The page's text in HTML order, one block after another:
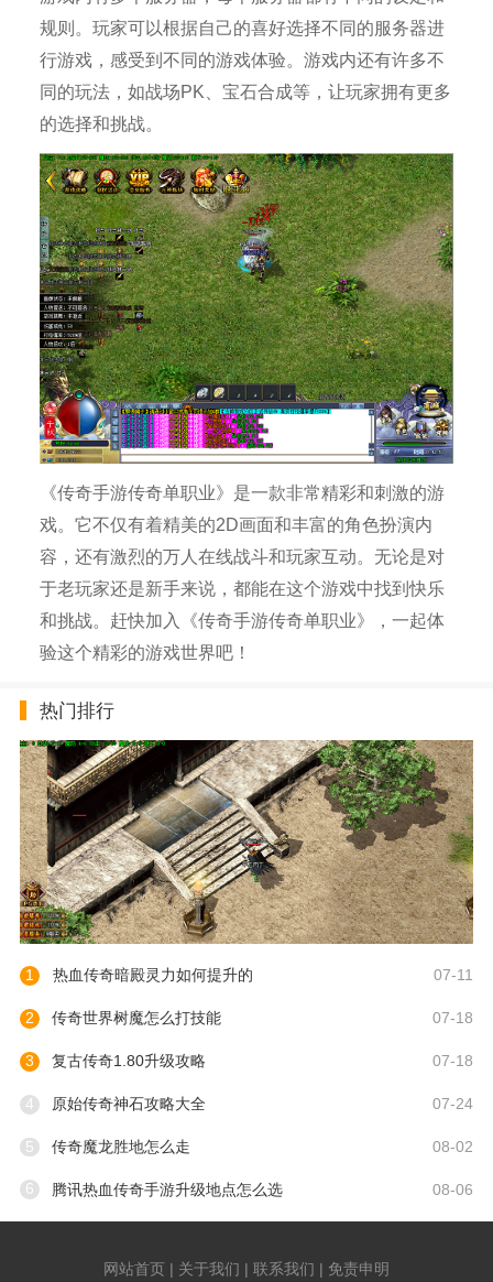
规则。玩家可以根据自己的喜好选择不同的服务器进
行游戏，感受到不同的游戏体验。游戏内还有许多不
同的玩法，如战场PK、宝石合成等，让玩家拥有更多
的选择和挑战。
《传奇手游传奇单职业》是一款非常精彩和刺激的游
戏。它不仅有着精美的2D画面和丰富的角色扮演内
容，还有激烈的万人在线战斗和玩家互动。无论是对
于老玩家还是新手来说，都能在这个游戏中找到快乐
和挑战。赶快加入《传奇手游传奇单职业》，一起体
验这个精彩的游戏世界吧！
热门排行
1 热血传奇暗殿灵力如何提升的 07-11
2 传奇世界树魔怎么打技能 07-18
3 复古传奇1.80升级攻略 07-18
4 原始传奇神石攻略大全 07-24
5 传奇魔龙胜地怎么走 08-02
6 腾讯热血传奇手游升级地点怎么选 08-06
网站首页 | 关于我们 | 联系我们 | 免责申明